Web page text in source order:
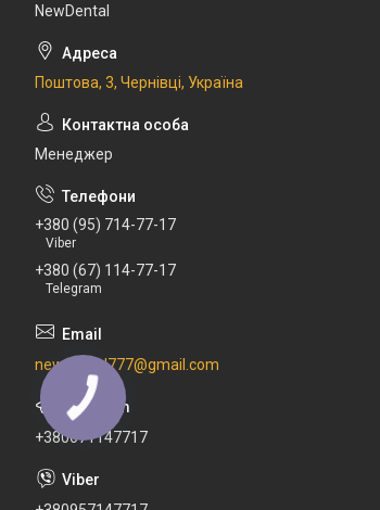
NewDental
Поштова, 3, Чернівці, Україна
Менеджер
+380 (95) 714-77-17
Viber
+380 (67) 114-77-17
Telegram
newdental777@gmail.com
+380671147717